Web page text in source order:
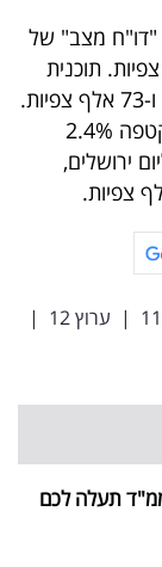
"דו"ח מצב" של
גרפה 5.9% ו-137 אלף צפיות. תוכנית
"חדשות הלילה" של ערוץ 14 השיגה 2.9% ו-73 אלף צפיות.
תוכנית האקטואליה "הצינור" של רשת 13 קטפה 2.4%
ירושלים,
| ערוץ 12
|
תעלה לכם